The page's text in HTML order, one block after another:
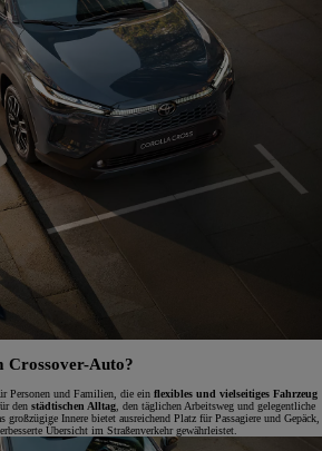
Crossover-Auto?
Personen und Familien, die ein flexibles und vielseitiges Fahrzeug
den städtischen Alltag, den täglichen Arbeitsweg und gelegentliche
großzügige Innere bietet ausreichend Platz für Passagiere und Gepäck,
Übersicht im Straßenverkehr gewährleistet.